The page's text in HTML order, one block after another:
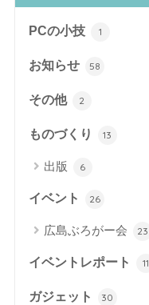
PCの小技 1
お知らせ 58
その他 2
ものづくり 13
出版 6
イベント 26
広島ぶろがー会 23
イベントレポート 11
ガジェット 30